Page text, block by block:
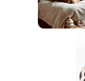
exigencias de
presión pública.
objetivos de
mayores
estrategias que
emisiones de